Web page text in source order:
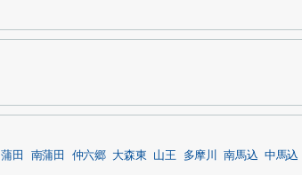
蒲田 南蒲田 仲六郷 大森東 山王 多摩川 南馬込 中馬込